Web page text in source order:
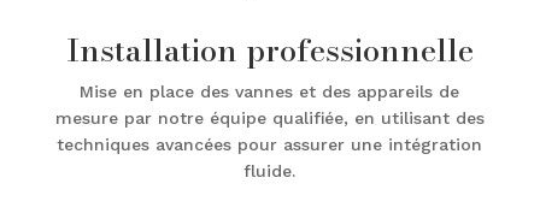
Installation professionnelle
Mise en place des vannes et des appareils de
mesure par notre équipe qualifiée, en utilisant des
techniques avancées pour assurer une intégration
fluide.